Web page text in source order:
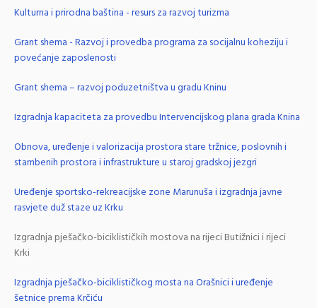
Kulturna i prirodna baština - resurs za razvoj turizma
Grant shema - Razvoj i provedba programa za socijalnu koheziju i
povećanje zaposlenosti
Grant shema – razvoj poduzetništva u gradu Kninu
Izgradnja kapaciteta za provedbu Intervencijskog plana grada Knina
Obnova, uređenje i valorizacija prostora stare tržnice, poslovnih i
stambenih prostora i infrastrukture u staroj gradskoj jezgri
Uređenje sportsko-rekreacijske zone Marunuša i izgradnja javne
rasvjete duž staze uz Krku
Izgradnja pješačko-biciklističkih mostova na rijeci Butižnici i rijeci
Krki
Izgradnja pješačko-biciklističkog mosta na Orašnici i uređenje
šetnice prema Krčiću